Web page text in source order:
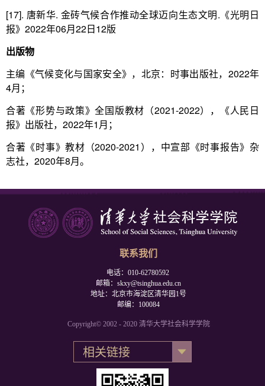
[17]. 唐新华. 金砖气候合作推动全球迈向生态文明.《光明日
报》2022年06月22日12版
出版物
主编《气候变化与国家安全》，北京：时事出版社，2022年
4月；
合著《形势与政策》全国版教材（2021-2022），《人民日
报》出版社，2022年1月；
合著《时事》教材（2020-2021），中宣部《时事报告》杂
志社，2020年8月。
联系我们
电话：010-62780592
邮箱：skxy@tsinghua.edu.cn
地址：北京市海淀区清华园1号
邮编：100084
Copyright© 2002 - 2020 清华大学社会科学学院